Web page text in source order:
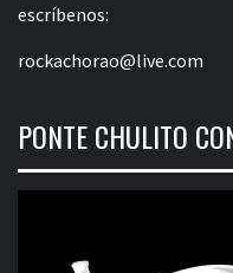
escríbenos:
rockachorao@live.com
PONTE CHULITO